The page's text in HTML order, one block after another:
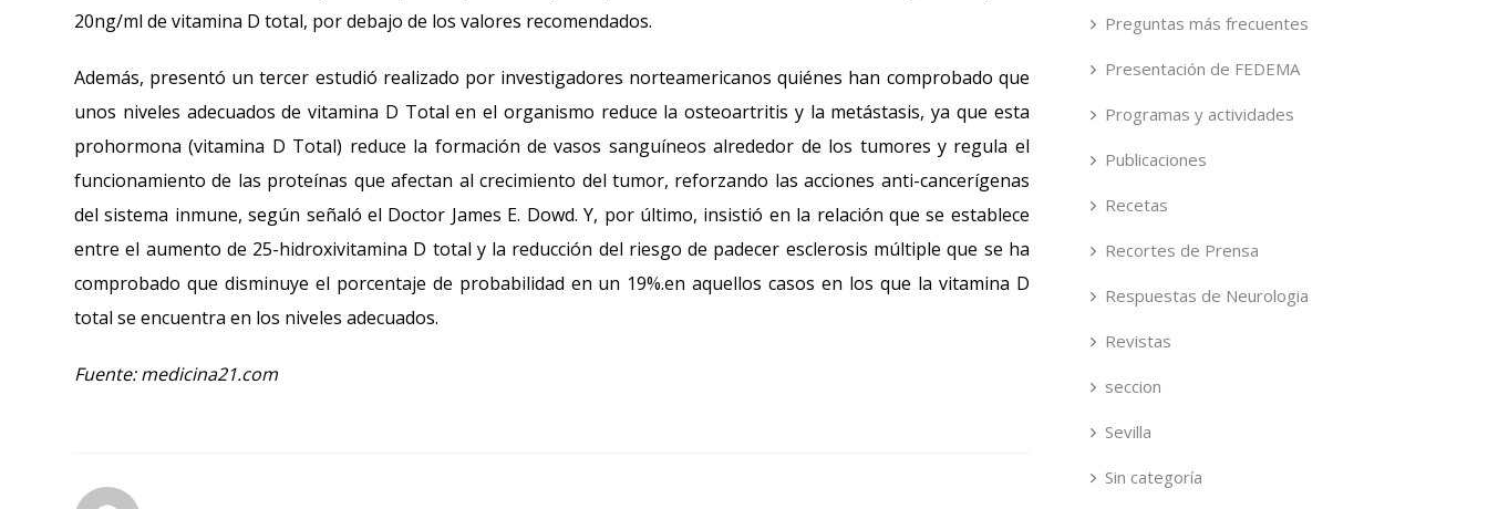
20ng/ml de vitamina D total, por debajo de los valores recomendados.
Además, presentó un tercer estudió realizado por investigadores norteamericanos quiénes han comprobado que
unos niveles adecuados de vitamina D Total en el organismo reduce la osteoartritis y la metástasis, ya que esta
prohormona (vitamina D Total) reduce la formación de vasos sanguíneos alrededor de los tumores y regula el
funcionamiento de las proteínas que afectan al crecimiento del tumor, reforzando las acciones anti-cancerígenas
del sistema inmune, según señaló el Doctor James E. Dowd. Y, por último, insistió en la relación que se establece
entre el aumento de 25-hidroxivitamina D total y la reducción del riesgo de padecer esclerosis múltiple que se ha
comprobado que disminuye el porcentaje de probabilidad en un 19%.en aquellos casos en los que la vitamina D
total se encuentra en los niveles adecuados.
Fuente: medicina21.com
Preguntas más frecuentes
Presentación de FEDEMA
Programas y actividades
Publicaciones
Recetas
Recortes de Prensa
Respuestas de Neurologia
Revistas
seccion
Sevilla
Sin categoría